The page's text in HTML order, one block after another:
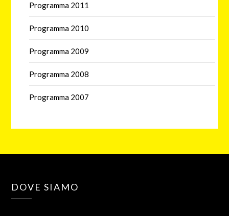
Programma 2011
Programma 2010
Programma 2009
Programma 2008
Programma 2007
DOVE SIAMO